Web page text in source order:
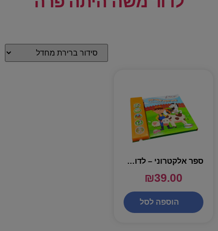
ספר אלקטרוני – לדוד משה היתה חוה
₪39.00
הוספה לסל